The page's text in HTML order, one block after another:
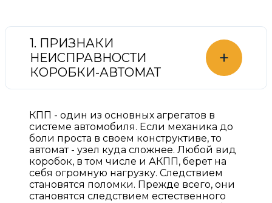
1. ПРИЗНАКИ
НЕИСПРАВНОСТИ
КОРОБКИ-АВТОМАТ
+
КПП - один из основных агрегатов в
системе автомобиля. Если механика до
боли проста в своем конструктиве, то
автомат - узел куда сложнее. Любой вид
коробок, в том числе и АКПП, берет на
себя огромную нагрузку. Следствием
становятся поломки. Прежде всего, они
становятся следствием естественного